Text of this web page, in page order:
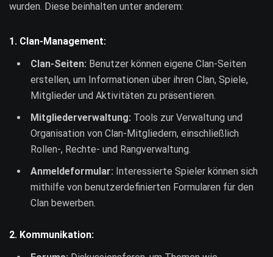
wurden. Diese beinhalten unter anderem:
1. Clan-Management:
Clan-Seiten: Benutzer können eigene Clan-Seiten
erstellen, um Informationen über ihren Clan, Spiele,
Mitglieder und Aktivitäten zu präsentieren.
Mitgliederverwaltung: Tools zur Verwaltung und
Organisation von Clan-Mitgliedern, einschließlich
Rollen-, Rechte- und Rangverwaltung.
Anmeldeformular: Interessierte Spieler können sich
mithilfe von benutzerdefinierten Formularen für den
Clan bewerben.
2. Kommunikation: